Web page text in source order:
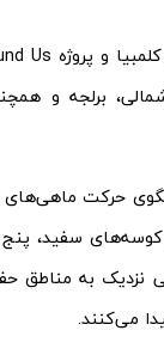
برلجه‌ و
حرکت
کوسه‌های سفید،
نزدیک به مناطق
می‌کنند.